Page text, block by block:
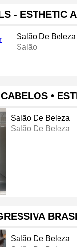
- ESTHETIC
Salão De Beleza
Salão
•
Salão De Beleza
Salão De Beleza
Salão De Beleza